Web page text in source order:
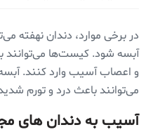
در برخی موارد، دندان نهفته
آبسه شود. کیست‌ها می‌توانند
و اعصاب آسیب وارد کنند.
می‌توانند باعث درد و تورم
آسیب به دندان های